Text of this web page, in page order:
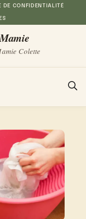
DE CONFIDENTIALITÉ
Colette